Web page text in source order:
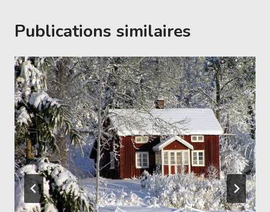
Publications similaires